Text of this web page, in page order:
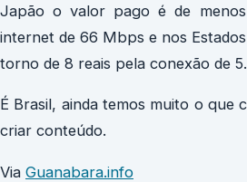
Japão o valor pago é de
internet de 66 Mbps e nos
torno de 8 reais pela conexão de
É Brasil, ainda temos muito o que
criar conteúdo.
Via Guanabara.info